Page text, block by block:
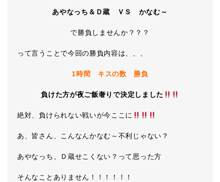
あやなっち＆Ｄ蔵 ＶＳ かなむ～
で勝負しませんか？？？
って言うことで今回の勝負内容は、、、
1時間 キスの数 勝負
負けた方が夜ご飯奢りで決定しました
絶対、負けられない戦いが今ここに
あ、皆さん、こんなんかなむ～不利じゃない？
あやなっち、Ｄ蔵せこくない？って思った方
そんなことありません！！！！！！